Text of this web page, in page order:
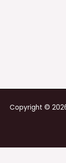
Copyright ©